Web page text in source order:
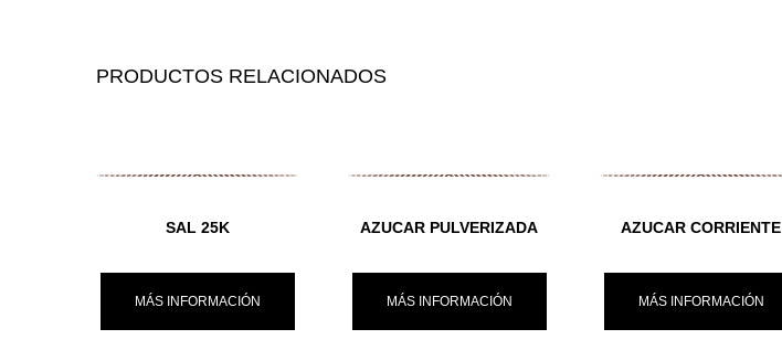
PRODUCTOS RELACIONADOS
SAL 25K
MÁS INFORMACIÓN
AZUCAR PULVERIZADA
MÁS INFORMACIÓN
AZUCAR CORRIENTE
MÁS INFORMACIÓN